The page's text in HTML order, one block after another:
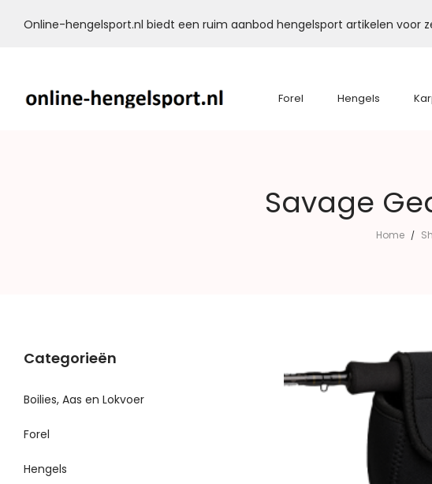
Online-hengelsport.nl biedt een ruim aanbod hengelsport artikelen voor
Forel Hengels
Savage
Home /
Categorieën
Boilies, Aas en Lokvoer
Forel
Hengels